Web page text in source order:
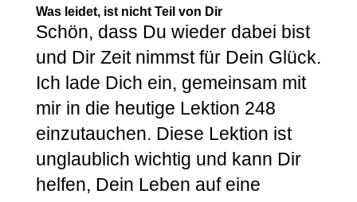
Was leidet, ist nicht Teil von Dir
Schön, dass Du wieder dabei bist
und Dir Zeit nimmst für Dein Glück.
Ich lade Dich ein, gemeinsam mit
mir in die heutige Lektion 248
einzutauchen. Diese Lektion ist
unglaublich wichtig und kann Dir
helfen, Dein Leben auf eine